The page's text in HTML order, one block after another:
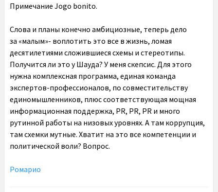
Примечание Jogo bonito.
Слова и планы конечно амбициозные, теперь дело
за «малым»- воплотить это все в жизнь, ломая
десятилетиями сложившиеся схемы и стереотипы.
Получится ли это у Шауда? У меня скепсис. Для этого
нужна комплексная программа, единая команда
экспертов-профессионалов, по совместительству
единомышленников, плюс соответствующая мощная
информационная поддержка, PR, PR, PR и много
рутинной работы на низовых уровнях. А там коррупция,
там схемки мутные. Хватит на это все компетенции и
политической воли? Вопрос.
Ромарио